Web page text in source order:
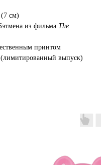
см)
из фильма The
принтом
выпуск)